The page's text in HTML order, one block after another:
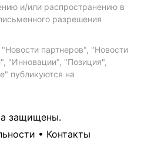
и/или распространению в
разрешения
партнеров", "Новости
"Инновации", "Позиция",
публикуются на
защищены.
• Контакты